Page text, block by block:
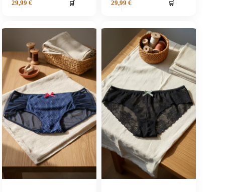
29,99 € 🛒 29,99 € 🛒